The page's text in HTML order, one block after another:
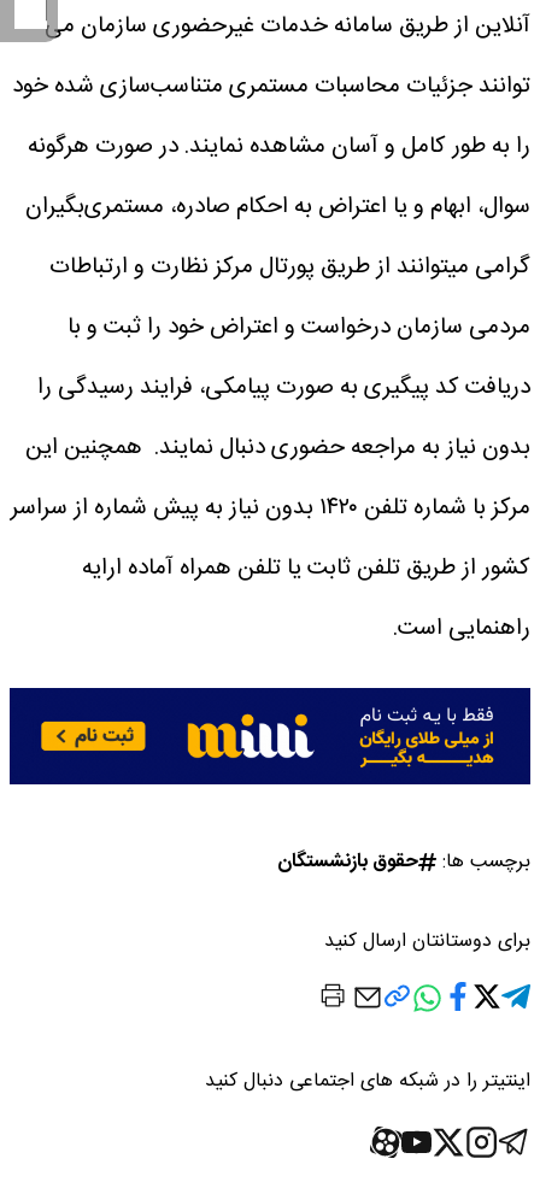
آنلاین از طریق سامانه خدمات غیرحضوری سازمان می
‌توانند جزئیات محاسبات مستمری متناسب‌سازی شده خود
را به طور کامل و آسان مشاهده نمایند.در صورت هرگونه
سوال، ابهام و یا اعتراض به احکام صادره، مستمری‌بگیران
گرامی میتوانند از طریق پورتال مرکز نظارت و ارتباطات
مردمی سازمان درخواست و اعتراض خود را ثبت و با
دریافت کد پیگیری به صورت پیامکی، فرایند رسیدگی را
بدون نیاز به مراجعه حضوری دنبال نمایند. همچنین این
مرکز با شماره تلفن ۱۴۲۰ بدون نیاز به پیش شماره از سراسر
کشور از طریق تلفن ثابت یا تلفن همراه آماده ارایه
راهنمایی است.
برچسب ها: حقوق بازنشستگان
برای دوستانتان ارسال کنید
اینتیتر را در شبکه های اجتماعی دنبال کنید